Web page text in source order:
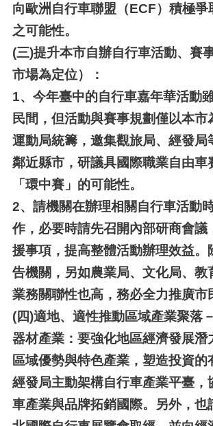
向歐洲自行車聯盟（ECF）積極爭
之可能性。
(三)提升本市自辦自行車活動、賽
市場為定位）：
1、 今年臺中的自行車嘉年華活動
民間，但活動與賽事規劃僅以本市
運動局統籌，邀集觀旅局、經發局
鄰近縣市，研議具國際職業自由車
「環中賽」的可能性。
2、 請機關在辦理相關自行車活動
作，必要時請先召開內部研商會議
援事項，提高整體活動辦理效益。
告機關，另如農業局、文化局、教
業務關聯性也高，務必全力推廣市
(四)適地、適性推動區域產業聚落
器材產業：要強化地區經濟發展潛
區域優勢與特色產業，塑造投資的
經發局主動架構自行車產業平臺，
車產業與品牌拓銷國際。另外，也